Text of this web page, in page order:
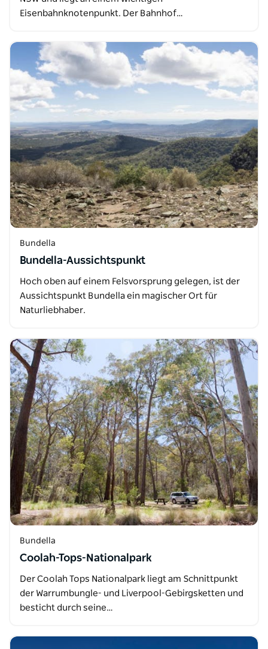
Eisenbahnknotenpunkt. Der Bahnhof…
Bundella
Bundella-Aussichtspunkt
Hoch oben auf einem Felsvorsprung gelegen, ist der
Aussichtspunkt Bundella ein magischer Ort für
Naturliebhaber.
Bundella
Coolah-Tops-Nationalpark
Der Coolah Tops Nationalpark liegt am Schnittpunkt
der Warrumbungle- und Liverpool-Gebirgsketten und
besticht durch seine…